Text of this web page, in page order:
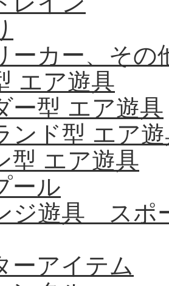
ーカー、その
エア遊具
ー型 エア遊具
ンド型 エア
型 エア遊具
ール
ジ遊具 スポ
ーアイテム